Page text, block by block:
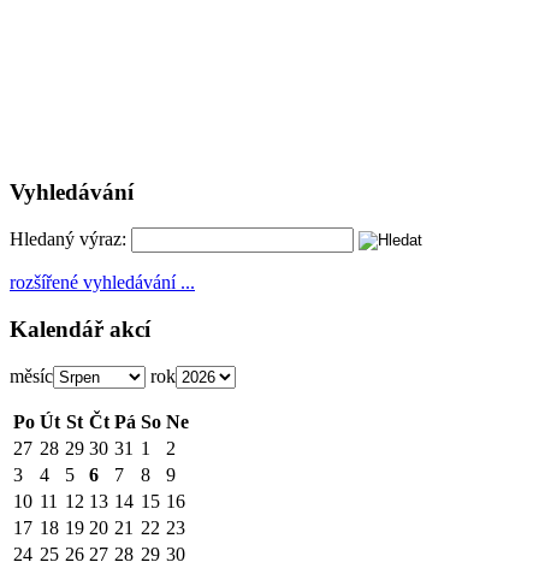
Vyhledávání
Hledaný výraz:
rozšířené vyhledávání ...
Kalendář akcí
měsíc rok
Po Út St Čt Pá So Ne
27 28 29 30 31 1
2
3
4 5 6 7 8
9
10 11 12 13 14 15 16
17 18 19 20 21 22 23
24 25 26 27 28 29 30